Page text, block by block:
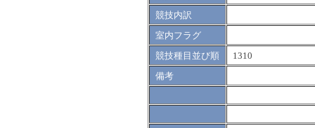
競技内訳
室内フラグ
競技種目並び順
1310
備考